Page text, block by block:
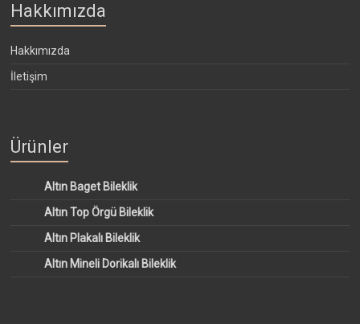
Hakkımızda
Hakkımızda
İletişim
Ürünler
Altın Baget Bileklik
Altın Top Örgü Bileklik
Altın Plakalı Bileklik
Altın Mineli Dorikalı Bileklik